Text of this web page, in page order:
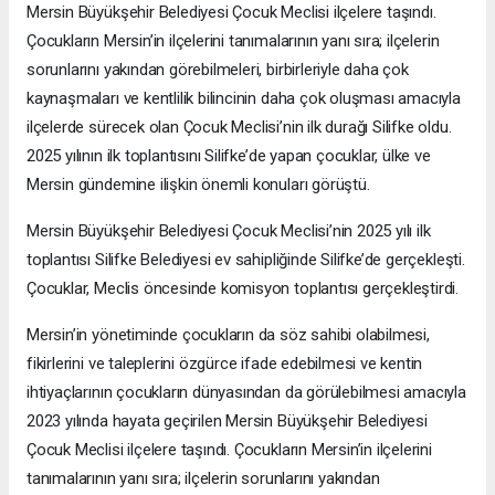
Mersin Büyükşehir Belediyesi Çocuk Meclisi ilçelere taşındı.
Çocukların Mersin’in ilçelerini tanımalarının yanı sıra; ilçelerin
sorunlarını yakından görebilmeleri, birbirleriyle daha çok
kaynaşmaları ve kentlilik bilincinin daha çok oluşması amacıyla
ilçelerde sürecek olan Çocuk Meclisi’nin ilk durağı Silifke oldu.
2025 yılının ilk toplantısını Silifke’de yapan çocuklar, ülke ve
Mersin gündemine ilişkin önemli konuları görüştü.
Mersin Büyükşehir Belediyesi Çocuk Meclisi’nin 2025 yılı ilk
toplantısı Silifke Belediyesi ev sahipliğinde Silifke’de gerçekleşti.
Çocuklar, Meclis öncesinde komisyon toplantısı gerçekleştirdi.
Mersin’in yönetiminde çocukların da söz sahibi olabilmesi,
fikirlerini ve taleplerini özgürce ifade edebilmesi ve kentin
ihtiyaçlarının çocukların dünyasından da görülebilmesi amacıyla
2023 yılında hayata geçirilen Mersin Büyükşehir Belediyesi
Çocuk Meclisi ilçelere taşındı. Çocukların Mersin’in ilçelerini
tanımalarının yanı sıra; ilçelerin sorunlarını yakından